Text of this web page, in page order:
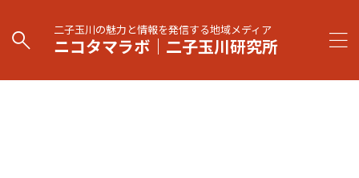
二子玉川の魅力と情報を発信する地域メディア
ニコタマラボ｜二子玉川研究所